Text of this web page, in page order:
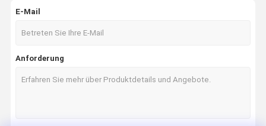
Training Laserkugel
Elektronisches Laserziel
Mini Laser Modules
E-Mail
Anforderung